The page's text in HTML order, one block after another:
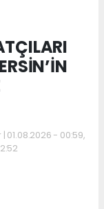
- 00:59,